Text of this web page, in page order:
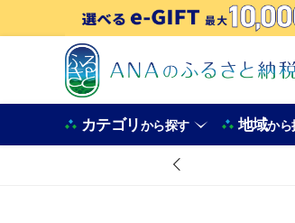
カテゴリから探す 地域から